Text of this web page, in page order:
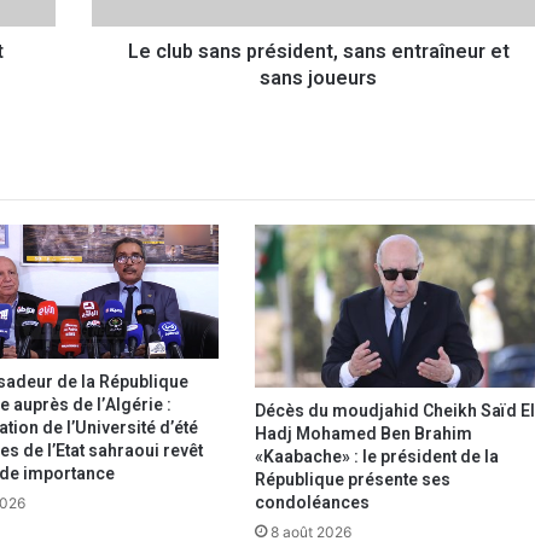
n
d
e
n
,
s
a
n
s
e
n
t
Le club sans président, sans entraîneur et
sans joueurs
de la République
auprès de l’Algérie :
de l’Université d’été
de l’Etat sahraoui revêt
importance
Décès du moudjahid Cheikh Saïd El
Hadj Mohamed Ben Brahim
«Kaabache» : le président de la
République présente ses
condoléances
8 août 2026